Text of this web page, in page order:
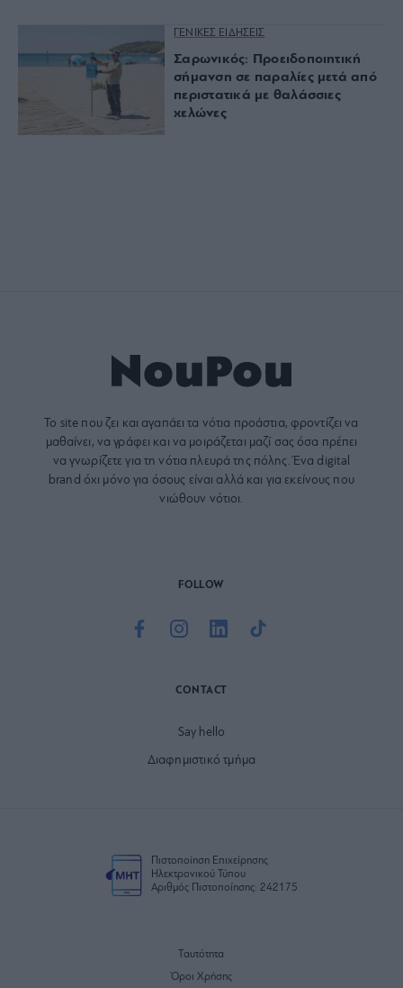
ΓΕΝΙΚΕΣ ΕΙΔΗΣΕΙΣ
Σαρωνικός: Προειδοποιητική
σήμανση σε παραλίες μετά από
περιστατικά με θαλάσσιες
χελώνες
Το site που ζει και αγαπάει τα νότια προάστια, φροντίζει να
μαθαίνει, να γράφει και να μοιράζεται μαζί σας όσα πρέπει
να γνωρίζετε για τη νότια πλευρά της πόλης. Ένα digital
brand όχι μόνο για όσους είναι αλλά και για εκείνους που
νιώθουν νότιοι.
FOLLOW
CONTACT
Say hello
Διαφημιστικό τμήμα
Πιστοποίηση Επιχείρησης
Ηλεκτρονικού Τύπου
Αριθμός Πιστοποίησης: 242175
Ταυτότητα
Όροι Χρήσης